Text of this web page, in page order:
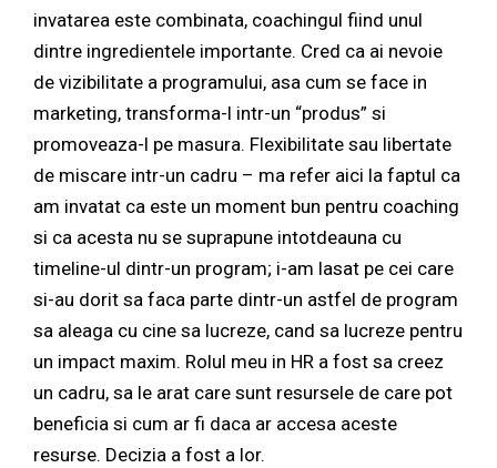
invatarea este combinata, coachingul fiind unul
dintre ingredientele importante. Cred ca ai nevoie
de vizibilitate a programului, asa cum se face in
marketing, transforma-l intr-un “produs” si
promoveaza-l pe masura. Flexibilitate sau libertate
de miscare intr-un cadru – ma refer aici la faptul ca
am invatat ca este un moment bun pentru coaching
si ca acesta nu se suprapune intotdeauna cu
timeline-ul dintr-un program; i-am lasat pe cei care
si-au dorit sa faca parte dintr-un astfel de program
sa aleaga cu cine sa lucreze, cand sa lucreze pentru
un impact maxim. Rolul meu in HR a fost sa creez
un cadru, sa le arat care sunt resursele de care pot
beneficia si cum ar fi daca ar accesa aceste
resurse. Decizia a fost a lor.